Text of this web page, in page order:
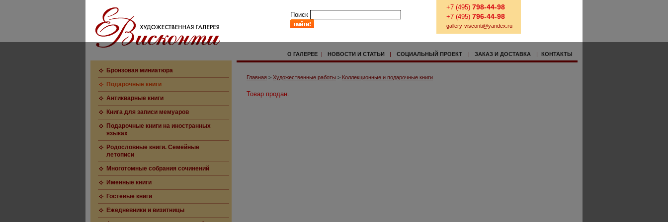
Поиск
+7 (495) 798-44-98
+7 (495) 796-44-98
gallery-visconti@yandex.ru
О ГАЛЕРЕЕ | НОВОСТИ И СТАТЬИ | СОЦИАЛЬНЫЙ ПРОЕКТ | ЗАКАЗ И ДОСТАВКА | КОНТАКТЫ
Бронзовая миниатюра
Подарочные книги
Антикварные книги
Книга для записи мемуаров
Подарочные книги на иностранных
языках
Родословные книги. Семейные
летописи
Многотомные собрания сочинений
Именные книги
Гостевые книги
Ежедневники и визитницы
Главная > Художественные работы > Коллекционные и подарочные книги
Товар продан.